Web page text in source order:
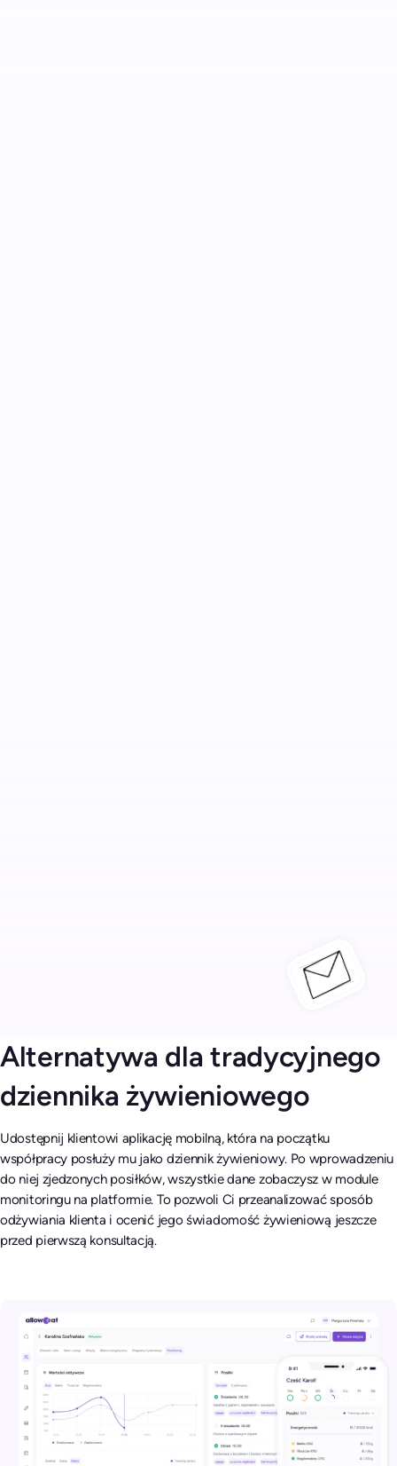
Alternatywa dla tradycyjnego
dziennika żywieniowego
Udostępnij klientowi aplikację mobilną, która na początku
współpracy posłuży mu jako dziennik żywieniowy. Po wprowadzeniu
do niej zjedzonych posiłków, wszystkie dane zobaczysz w module
monitoringu na platformie. To pozwoli Ci przeanalizować sposób
odżywiania klienta i ocenić jego świadomość żywieniową jeszcze
przed pierwszą konsultacją.